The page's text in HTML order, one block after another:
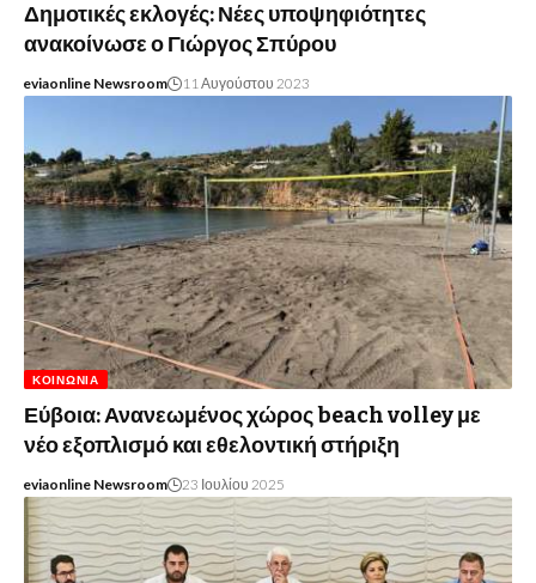
Δημοτικές εκλογές: Νέες υποψηφιότητες
ανακοίνωσε ο Γιώργος Σπύρου
eviaonline Newsroom 11 Αυγούστου 2023
ΚΟΙΝΩΝΊΑ
Εύβοια: Ανανεωμένος χώρος beach volley με
νέο εξοπλισμό και εθελοντική στήριξη
eviaonline Newsroom 23 Ιουλίου 2025